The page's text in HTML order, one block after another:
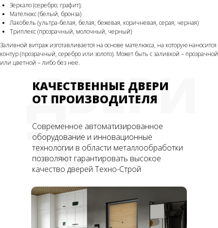
Зеркало (серебро; графит);
Мателюкс (белый, бронза)
Лакобель (ультра-белая, белая, бежевая, коричневая, серая, черная)
Триплекс (прозрачный, молочный, черный)
Заливной витраж изготавливается на основе мателюкса, на которую наносится
контур (прозрачный, серебро или золото). Может быть с заливкой – прозрачной
или цветной – либо без нее.
ДВЕРИ
ТС
КАЧЕСТВЕННЫЕ ДВЕРИ
ОТ ПРОИЗВОДИТЕЛЯ
Современное автоматизированное
оборудование и инновационные
технологии в области металлообработки
позволяют гарантировать высокое
качество дверей Техно-Строй